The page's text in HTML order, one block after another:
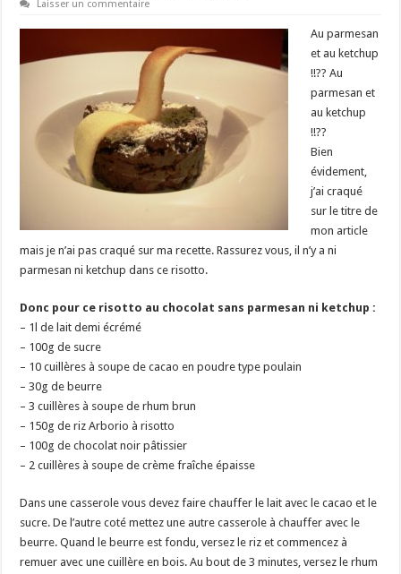
Laisser un commentaire
Au parmesan
et au ketchup
!!?? Au
parmesan et
au ketchup
!!??
Bien
évidement,
j’ai craqué
sur le titre de
mon article
mais je n’ai pas craqué sur ma recette. Rassurez vous, il n’y a ni
parmesan ni ketchup dans ce risotto.
Donc pour ce risotto au chocolat sans parmesan ni ketchup :
– 1l de lait demi écrémé
– 100g de sucre
– 10 cuillères à soupe de cacao en poudre type poulain
– 30g de beurre
– 3 cuillères à soupe de rhum brun
– 150g de riz Arborio à risotto
– 100g de chocolat noir pâtissier
– 2 cuillères à soupe de crème fraîche épaisse
Dans une casserole vous devez faire chauffer le lait avec le cacao et le
sucre. De l’autre coté mettez une autre casserole à chauffer avec le
beurre. Quand le beurre est fondu, versez le riz et commencez à
remuer avec une cuillère en bois. Au bout de 3 minutes, versez le rhum